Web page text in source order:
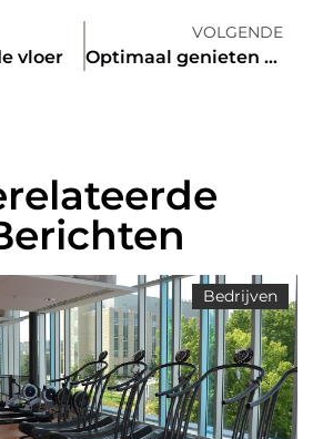
vloer
VOLGENDE
Optimaal genieten van je tuin
Bedrijven